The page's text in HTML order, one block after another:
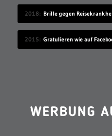
2018 Brille gegen
2015 Gratulieren wie auf
WERBUNG